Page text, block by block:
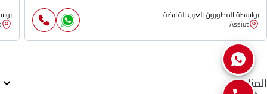
بواسطة المطورون العرب القابضة
Assiut
المناطق